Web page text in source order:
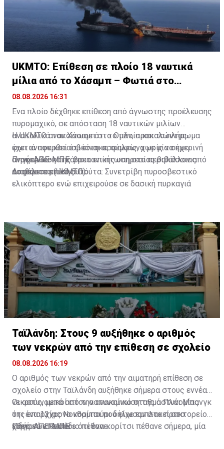
UKMTO: Επίθεση σε πλοίο 18 ναυτικά
μίλια από το Χάσαμπ – Φωτιά στο
σκάφος
08.08.2026 16:31
Ένα πλοίο δέχθηκε επίθεση από άγνωστης προέλευσης
πυρομαχικό, σε απόσταση 18 ναυτικών μιλίων
ανατολικά του Χάσαμπ στο Ομάν, προκαλώντας
φωτιά που κατασβέστηκε, σύμφωνα με μία σημερινή
ανακοίνωση της βρετανικής υπηρεσίας θαλάσσιας
ασφάλειας (UKMTO).
Η UKMTO ανακοίνωσε ότι το πλοίο και το πλήρωμα
έχει αναφερθεί ότι είναι ασφαλείς, χωρίς να έχει
αναφερθεί και κάποια επίπτωση στο περιβάλλον από
το περιστατικό αυτό.
Πηγή: ΑΠΕ-ΜΠΕ
Διαβάστε επίσης:Γιούτα: Συνετρίβη πυροσβεστικό
ελικόπτερο ενώ επιχειρούσε σε δασική πυρκαγιά
Ταϊλάνδη: Στους 9 αυξήθηκε ο αριθμός
των νεκρών από την επίθεση σε σχολείο
08.08.2026 16:19
Ο αριθμός των νεκρών από την αιματηρή επίθεση σε
σχολείο στην Ταϊλάνδη αυξήθηκε σήμερα στους εννέα
νεκρούς, μετά από την ανακοίνωση της αστυνομίας
ότι ένα 12χρονο κορίτσι που είχε εμπλακεί στο
χθεσινό επεισόδιο πέθανε.
Οι αστυνομικοί στον αστυνομικό σταθμό Πλάι Μπανγκ
της επαρχίας Νονθαμπούρι δήλωσαν στο πρακτορείο
ειδήσεων Reuters ότι ένα κορίτσι πέθανε σήμερα, μία
Πηγή: ΑΠΕ-ΜΠΕ